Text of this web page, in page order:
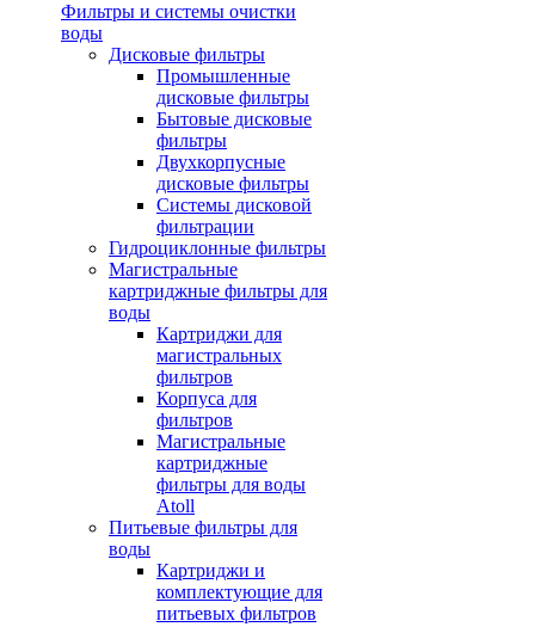
Фильтры и системы очистки
воды
Дисковые фильтры
Промышленные
дисковые фильтры
Бытовые дисковые
фильтры
Двухкорпусные
дисковые фильтры
Системы дисковой
фильтрации
Гидроциклонные фильтры
Магистральные
картриджные фильтры для
воды
Картриджи для
магистральных
фильтров
Корпуса для
фильтров
Магистральные
картриджные
фильтры для воды
Atoll
Питьевые фильтры для
воды
Картриджи и
комплектующие для
питьевых фильтров